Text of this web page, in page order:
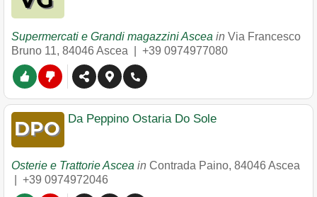
Supermercati e Grandi magazzini Ascea in Via Francesco
Bruno 11, 84046 Ascea +39 0974977080
Da Peppino Ostaria Do Sole
Osterie e Trattorie Ascea in Contrada Paino, 84046 Ascea
+39 0974972046